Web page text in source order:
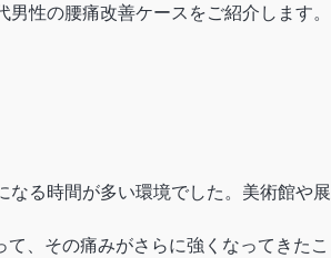
性の腰痛改善ケースをご紹介します。
る時間が多い環境でした。美術館や
、その痛みがさらに強くなってきた